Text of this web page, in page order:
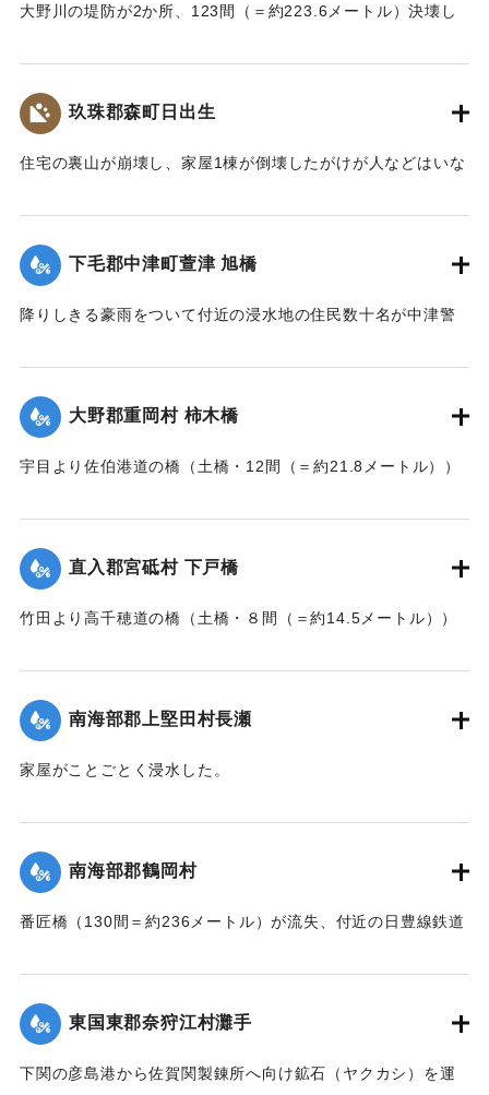
大野川の堤防が2か所、123間（＝約223.6メートル）決壊し
｜固有コード: 002680206
玖珠郡森町日出生
住宅の裏山が崩壊し、家屋1棟が倒壊したがけが人などはいな
｜固有コード: 002680198
下毛郡中津町萱津 旭橋
降りしきる豪雨をついて付近の浸水地の住民数十名が中津警
水は明治26年の水害に比べても割合が大きく、浸水家屋が
200戸に及んでいるのは要するに排水地である橋の上に不自然
な住宅を建築する許可を当局が出したためとして、その不当
と13日以来、住民の間で協議が進められてきたが、費用など
憤慨している。
大野郡重岡村 柿木橋
宇目より佐伯港道の橋（土橋・12間（＝約21.8メートル））
｜固有コード: 002680200
直入郡宮砥村 下戸橋
竹田より高千穂道の橋（土橋・８間（＝約14.5メートル））
｜固有コード: 002680201
南海部郡上堅田村長瀬
家屋がことごとく浸水した。
｜固有コード:
南海部郡鶴岡村
番匠橋（130間＝約236メートル）が流失、付近の日豊線鉄道
｜固有コード: 002680194
東国東郡奈狩江村灘手
下関の彦島港から佐賀関製錬所へ向け鉱石（ヤクカシ）を運